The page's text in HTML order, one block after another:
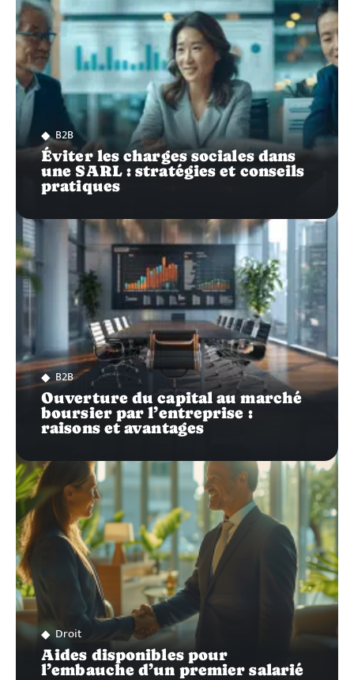
B2B
Éviter les charges sociales dans
une SARL : stratégies et conseils
pratiques
B2B
Ouverture du capital au marché
boursier par l’entreprise :
raisons et avantages
Droit
Aides disponibles pour
l’embauche d’un premier salarié